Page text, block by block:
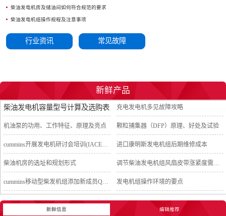
柴油发电机房及储油间如何符合规范的要求
柴油发电机组操作规程及注意事项
行业资讯 常见故障
新鲜产品
柴油发电机容量型号计算及选购表 充电发电机多见故障攻略
机油泵的功用、工作特征、原理及亮点 颗粒捕集器（DFP）原理、好处及试验
cummins开展发电机研讨会培训(IACET)认证工作 进口康明斯发电机组后期维修成本
柴油机房的选址和规划形式 调节柴油发电机组风扇皮带涨紧度需要注意哪些
cummins移动型柴发机组添加新成员QSB5-G11系列 发电机组操作环境的要点
新鲜信息 编辑推荐